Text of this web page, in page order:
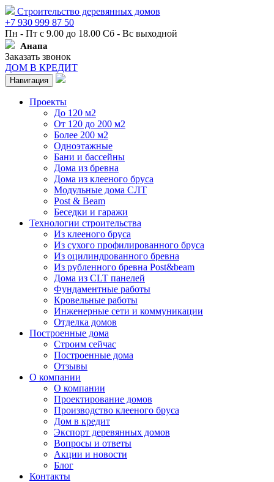
Строительство деревянных домов
+7 930 999 87 50
Пн - Пт с 9.00 до 18.00 Сб - Вс выходной
Анапа
Заказать звонок
ДОМ В КРЕДИТ
Навигация
Проекты
До 120 м2
От 120 до 200 м2
Более 200 м2
Одноэтажные
Бани и бассейны
Дома из бревна
Дома из клееного бруса
Модульные дома СЛТ
Post & Beam
Беседки и гаражи
Технологии строительства
Из клееного бруса
Из сухого профилированного бруса
Из оцилиндрованного бревна
Из рубленного бревна Post&beam
Дома из CLT панелей
Фундаментные работы
Кровельные работы
Инженерные сети и коммуникации
Отделка домов
Построенные дома
Строим сейчас
Построенные дома
Отзывы
О компании
О компании
Проектирование домов
Производство клееного бруса
Дом в кредит
Экспорт деревянных домов
Вопросы и ответы
Акции и новости
Блог
Контакты